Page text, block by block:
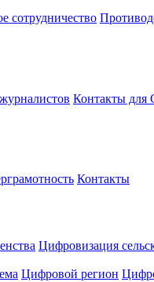
сотрудничество
Контакты
Контакты
Цифровизация
Цифровой регион